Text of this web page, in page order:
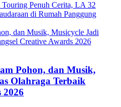
Touring Penuh Cerita, LA 32
di Rumah Panggung
dan Musik, Musicycle Jadi
Creative Awards 2026
Pohon, dan Musik,
Olahraga Terbaik
2026